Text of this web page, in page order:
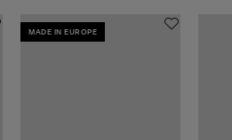
MADE IN EUROPE